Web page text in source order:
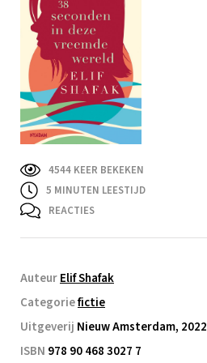
4544 KEER BEKEKEN
5 MINUTEN LEESTIJD
REACTIES
AuteurElif Shafak
Categoriefictie
Uitgeverij Nieuw Amsterdam, 2022
ISBN 978 90 468 3027 7